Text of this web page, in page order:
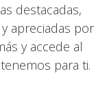
destacadas,
apreciadas por
y accede al
para ti.